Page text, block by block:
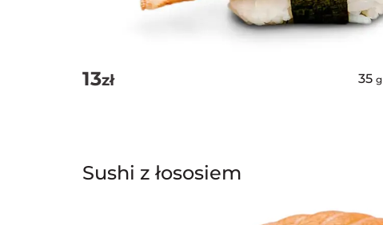
13zł 35g
Sushi z łososiem